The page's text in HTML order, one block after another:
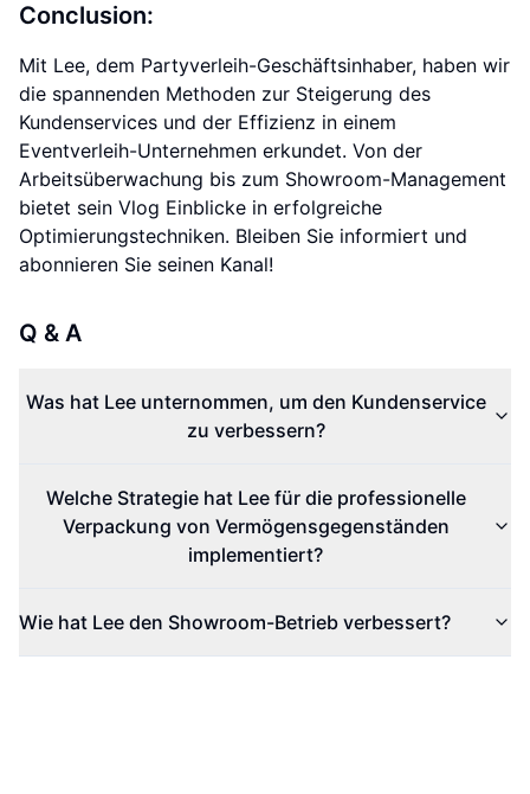
Conclusion:
Mit Lee, dem Partyverleih-Geschäftsinhaber, haben wir
die spannenden Methoden zur Steigerung des
Kundenservices und der Effizienz in einem
Eventverleih-Unternehmen erkundet. Von der
Arbeitsüberwachung bis zum Showroom-Management
bietet sein Vlog Einblicke in erfolgreiche
Optimierungstechniken. Bleiben Sie informiert und
abonnieren Sie seinen Kanal!
Q & A
Was hat Lee unternommen, um den Kundenservice
zu verbessern?
Welche Strategie hat Lee für die professionelle
Verpackung von Vermögensgegenständen
implementiert?
Wie hat Lee den Showroom-Betrieb verbessert?